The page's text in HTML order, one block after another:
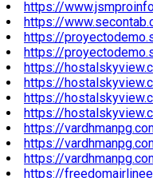
https://
https://
https://
https://
https://
https://
https://
https://
https://
https://
https://
https://